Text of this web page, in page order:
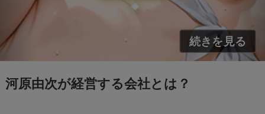
河原由次が経営する会社とは？